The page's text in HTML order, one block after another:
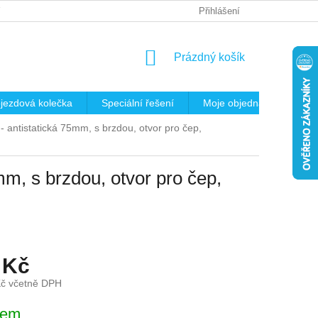
KRITÉRIA PRO
Přihlášení
NÁKUPNÍ
Prázdný košík
kolečka Speciální řešení Moje objednávka
antistatická 75mm, s brzdou, otvor pro čep,
s brzdou, otvor pro čep,
včetně DPH